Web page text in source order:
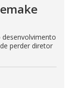
perder diretor